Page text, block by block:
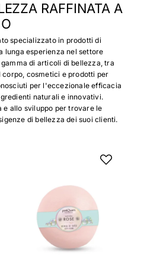
RAFFINATA A
specializzato in prodotti di
lunga esperienza nel settore
di articoli di bellezza, tra
cosmetici e prodotti per
per l'eccezionale efficacia
naturali e innovativi.
e allo sviluppo per trovare le
di bellezza dei suoi clienti.